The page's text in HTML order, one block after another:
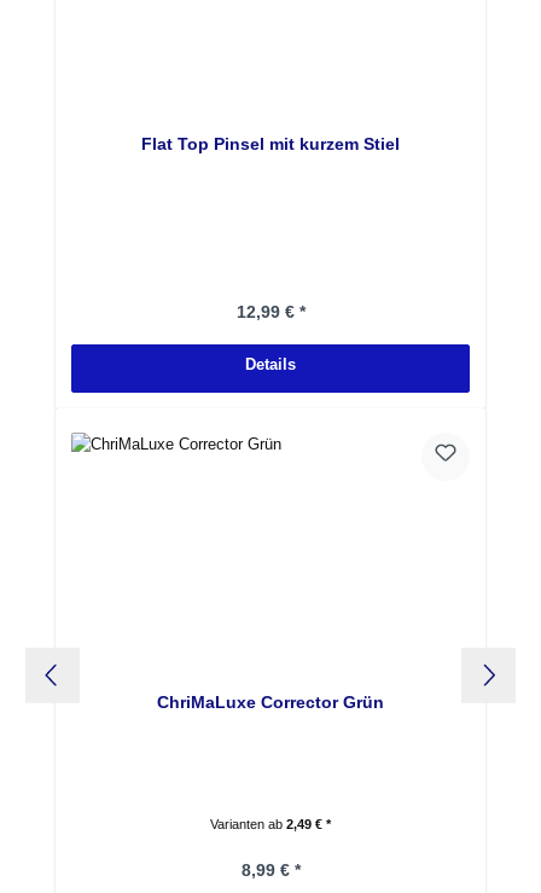
Flat Top Pinsel mit kurzem Stiel
Regulärer Preis:
12,99 € *
Details
ChriMaLuxe Corrector Grün
Varianten ab 2,49 € *
Regulärer Preis:
8,99 € *